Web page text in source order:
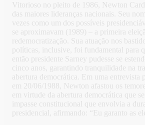
Vitorioso no pleito de 1986, Newton
das maiores lideranças nacionais. Seu
vezes como um dos possíveis
se aproximavam (1989) – a primeira
redemocratização. Sua atuação nos
políticas, inclusive, foi fundamental para
então presidente Sarney pudesse se
cinco anos, garantindo tranquilidade na
abertura democrática. Em uma entrevista
em 20/06/1988, Newton afastou os
em virtude da abertura democrática que
impasse constitucional que envolvia a
presidencial, afirmando: “Eu garanto as